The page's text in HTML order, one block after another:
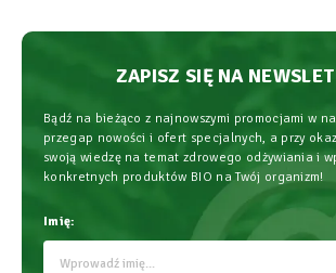
ZAPISZ SIĘ NA
Bądź na bieżąco z najnowszymi promocjami w
przegap nowości i ofert specjalnych, a przy
swoją wiedzę na temat zdrowego odżywiania i
konkretnych produktów BIO na Twój organizm!
Imię: